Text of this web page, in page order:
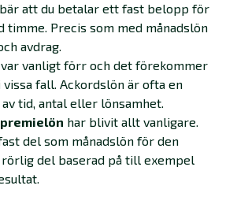
att du betalar ett fast belopp för
timme. Precis som med månadslön
avdrag.
var vanligt förr och det förekommer
fall. Ackordslön är ofta en
tid, antal eller lönsamhet.
premielön har blivit allt vanligare.
del som månadslön för den
del baserad på till exempel